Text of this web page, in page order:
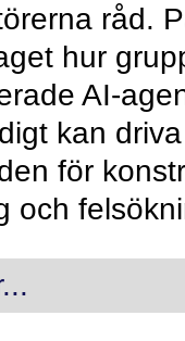
råd.
hur
AI-
kan
för
och